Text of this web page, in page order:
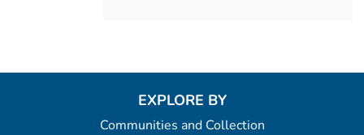
EXPLORE BY
Communities and Collection